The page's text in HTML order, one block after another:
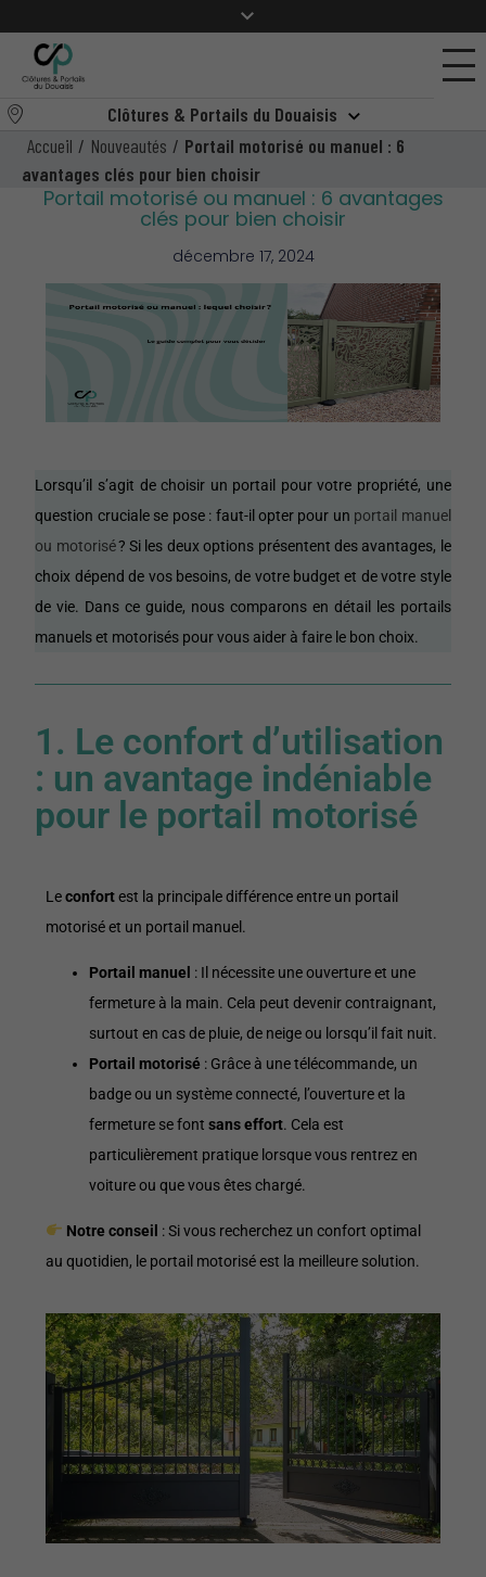
Clôtures & Portails du Douaisis
Accueil / Nouveautés / Portail motorisé ou manuel : 6
avantages clés pour bien choisir
Portail motorisé ou manuel : 6 avantages
clés pour bien choisir
décembre 17, 2024
Lorsqu’il s’agit de choisir un portail pour votre propriété, une
question cruciale se pose : faut-il opter pour un portail manuel
ou motorisé? Si les deux options présentent des avantages, le
choix dépend de vos besoins, de votre budget et de votre style
de vie. Dans ce guide, nous comparons en détail les portails
manuels et motorisés pour vous aider à faire le bon choix.
1. Le confort d’utilisation
: un avantage indéniable
pour le portail motorisé
Leconfortest la principale différence entre un portail
motorisé et un portail manuel.
Portail manuel : Il nécessite une ouverture et une
fermeture à la main. Cela peut devenir contraignant,
surtout en cas de pluie, de neige ou lorsqu’il fait nuit.
Portail motorisé : Grâce à une télécommande, un
badge ou un système connecté, l’ouverture et la
fermeture se fontsans effort. Cela est
particulièrement pratique lorsque vous rentrez en
voiture ou que vous êtes chargé.
Notre conseil : Si vous recherchez un confort optimal
au quotidien, le portail motorisé est la meilleure solution.